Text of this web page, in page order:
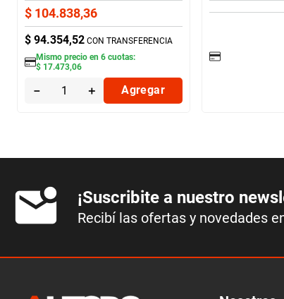
Nakata
$ 104.838,36
$ 94.354,52 CON TRANSFERENCIA
Mismo precio en 6cuotas:
$ 17.473,06
＋
－ Agregar
¡Suscribite a nuestro
Recibí las ofertas y novedades